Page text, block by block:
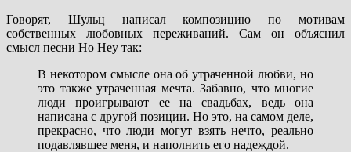
Говорят, Шульц написал композицию по мотивам
собственных любовных переживаний. Сам он объяснил
смысл песни Ho Hey так:
В некотором смысле она об утраченной любви, но
это также утраченная мечта. Забавно, что многие
люди проигрывают ее на свадьбах, ведь она
написана с другой позиции. Но это, на самом деле,
прекрасно, что люди могут взять нечто, реально
подавлявшее меня, и наполнить его надеждой.